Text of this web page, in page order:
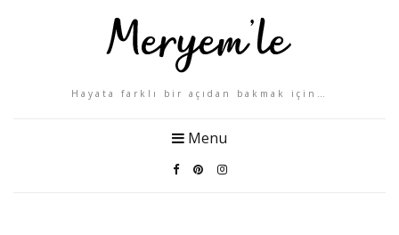
Hayata farklı bir açıdan bakmak için…
Menu